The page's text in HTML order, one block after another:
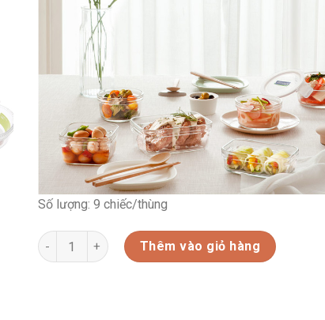
Số lượng: 9 chiếc/thùng
HỘP THỦY TINH CƯỜNG LỰC CHỊU NHIỆT
Thêm vào giỏ hàng